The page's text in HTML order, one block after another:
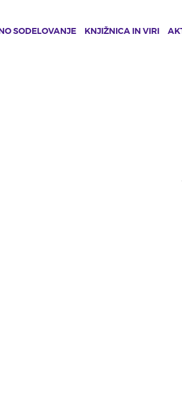
SODELOVANJE KNJIŽNICA IN VIRI